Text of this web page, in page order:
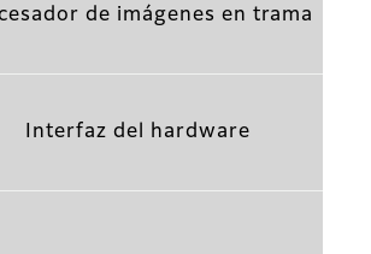
de imágenes en trama
Interfaz del hardware